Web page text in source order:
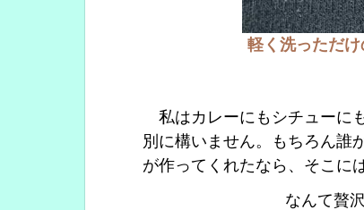
軽く洗っただ
私はカレーにもシチューに
別に構いません。もちろん誰
が作ってくれたなら、そこに
なんて贅